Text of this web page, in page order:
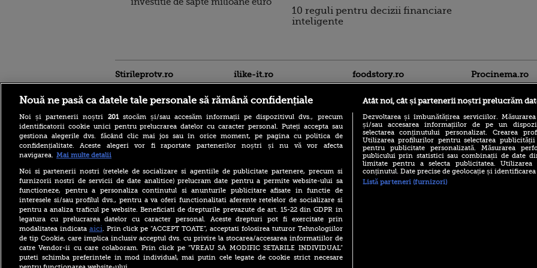
10 reguli pentru decizii financiare
inteligente
Stirileprotv.ro
Care este mâncarea
preferată a lui Florin
Dumitrescu. Juratul
MastrerChef a vorbit despre
începuturile în bucătărie
Horoscop 9 august 2026, cu
Neti Sandu. Încep să vină
bani în cont
Elon Musk a refuzat accesul
ilike-it.ro foodstory.ro
(P) Descoperă Lumea
Evenimentelor din România
cu Transilvania Events!
Procinema.ro
Banditul zburător,
prolific spărgător
Nouă ne pasă ca datele tale personale să rămână confidențiale
Noi și partenerii noștri 201stocăm și/sau accesăm informații pe dispozitivul dvs., precum
identificatorii cookie unici pentru prelucrarea datelor cu caracter personal. Puteți accepta sau
gestiona alegerile dvs. făcând clic mai jos sau în orice moment, pe pagina cu politica de
confidențialitate. Aceste alegeri vor fi raportate partenerilor noștri și nu vă vor afecta
navigarea. Mai multe detalii
Noi si partenerii nostri (retelele de socializare si agentiile de publicitate partenere, precum si
furnizorii nostri de servicii de date analitice) prelucram date pentru a permite website-ului sa
functioneze, pentru a personaliza continutul si anunturile publicitare afisate in functie de
interesele si/sau profilul dvs., pentru a va oferi functionalitati aferente retelelor de socializare si
pentru a analiza traficul pe website. Beneficiati de drepturile prevazute de art. 15-22 din GDPR in
legatura cu prelucrarea datelor cu caracter personal. Aceste drepturi pot fi exercitate prin
modalitatea indicata aici. Prin click pe “ACCEPT TOATE”, acceptati folosirea tuturor Tehnologiilor
de tip Cookie, care implica inclusiv acceptul dvs. cu privire la stocarea/accesarea informatiilor de
catre Vendor-ii cu care colaboram. Prin click pe “VREAU SA MODIFIC SETARILE INDIVIDUAL”
puteti schimba preferintele in mod individual, mai putin cele legate de cookie strict necesare
Atât noi, cât și partenerii noștri prelucrăm
Dezvoltarea și îmbunătățirea serviciilor.
și/sau accesarea informațiilor de pe un
selectarea conținutului personalizat. Crearea
Utilizarea profilurilor pentru selectarea
pentru publicitate personalizată. Măsurarea
publicului prin statistici sau combinații de date
limitate pentru a selecta publicitatea.
conținutul. Date precise de geolocație și
Listă parteneri (furnizori)